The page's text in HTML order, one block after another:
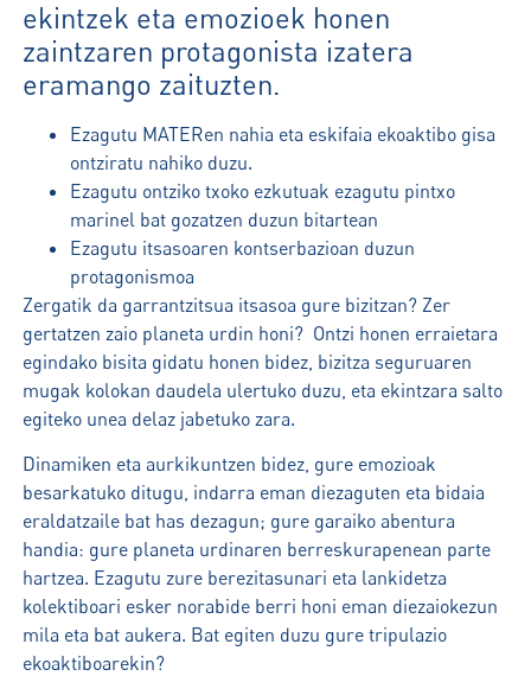
ekintzek eta emozioek honen
zaintzaren protagonista izatera
eramango zaituzten.
Ezagutu MATERen nahia eta eskifaia ekoaktibo gisa
ontziratu nahiko duzu.
Ezagutu ontziko txoko ezkutuak ezagutu pintxo
marinel bat gozatzen duzun bitartean
Ezagutu itsasoaren kontserbazioan duzun
protagonismoa
Zergatik da garrantzitsua itsasoa gure bizitzan? Zer
gertatzen zaio planeta urdin honi? Ontzi honen erraietara
egindako bisita gidatu honen bidez, bizitza seguruaren
mugak kolokan daudela ulertuko duzu, eta ekintzara salto
egiteko unea delaz jabetuko zara.
Dinamiken eta aurkikuntzen bidez, gure emozioak
besarkatuko ditugu, indarra eman diezaguten eta bidaia
eraldatzaile bat has dezagun; gure garaiko abentura
handia: gure planeta urdinaren berreskurapenean parte
hartzea. Ezagutu zure berezitasunari eta lankidetza
kolektiboari esker norabide berri honi eman diezaiokezun
mila eta bat aukera. Bat egiten duzu gure tripulazio
ekoaktiboarekin?